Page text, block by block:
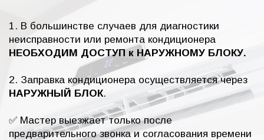
1. В большинстве случаев для диагностики
неисправности или ремонта кондиционера
НЕОБХОДИМ ДОСТУП к НАРУЖНОМУ БЛОКУ.
2. Заправка кондиционера осуществляется через
НАРУЖНЫЙ БЛОК.
✅ Мастер выезжает только после
предварительного звонка и согласования времени